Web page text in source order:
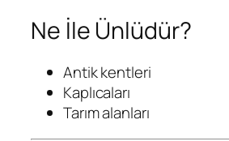
Ne İle Ünlüdür?
Antik kentleri
Kaplıcaları
Tarım alanları